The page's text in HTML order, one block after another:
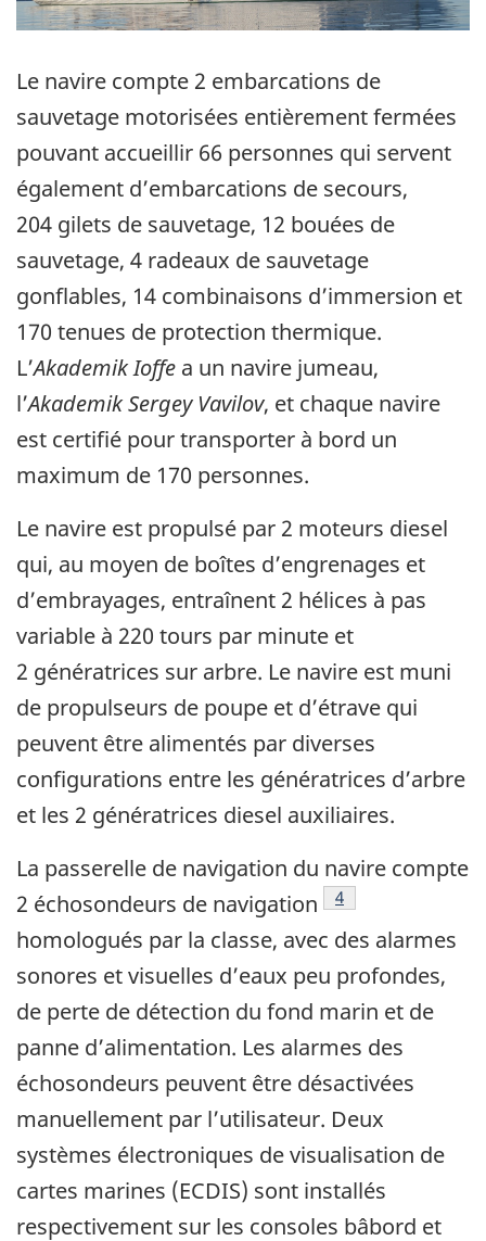
Le navire compte 2 embarcations de
sauvetage motorisées entièrement fermées
pouvant accueillir 66 personnes qui servent
également d’embarcations de secours,
204 gilets de sauvetage, 12 bouées de
sauvetage, 4 radeaux de sauvetage
gonflables, 14 combinaisons d’immersion et
170 tenues de protection thermique.
L’Akademik Ioffe a un navire jumeau,
l’Akademik Sergey Vavilov, et chaque navire
est certifié pour transporter à bord un
maximum de 170 personnes.
Le navire est propulsé par 2 moteurs diesel
qui, au moyen de boîtes d’engrenages et
d’embrayages, entraînent 2 hélices à pas
variable à 220 tours par minute et
2 génératrices sur arbre. Le navire est muni
de propulseurs de poupe et d’étrave qui
peuvent être alimentés par diverses
configurations entre les génératrices d’arbre
et les 2 génératrices diesel auxiliaires.
La passerelle de navigation du navire compte
2 échosondeurs de navigation
Note de bas de
4
homologués par la classe, avec des alarmes
sonores et visuelles d’eaux peu profondes,
de perte de détection du fond marin et de
panne d’alimentation. Les alarmes des
échosondeurs peuvent être désactivées
manuellement par l’utilisateur. Deux
systèmes électroniques de visualisation de
cartes marines (ECDIS) sont installés
respectivement sur les consoles bâbord et